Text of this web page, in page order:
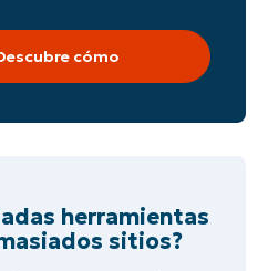
cómo
herramientas
sitios?